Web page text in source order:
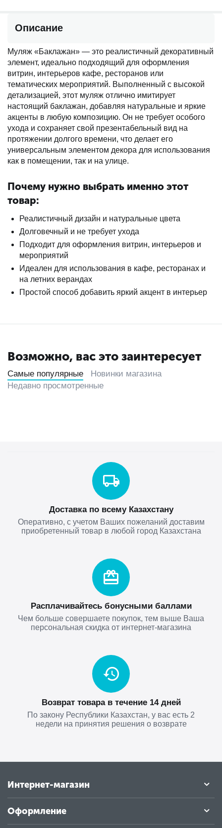
Описание
Муляж «Баклажан» — это реалистичный декоративный
элемент, идеально подходящий для оформления
витрин, интерьеров кафе, ресторанов или
тематических мероприятий. Выполненный с высокой
детализацией, этот муляж отлично имитирует
настоящий баклажан, добавляя натуральные и яркие
акценты в любую композицию. Он не требует особого
ухода и сохраняет свой презентабельный вид на
протяжении долгого времени, что делает его
универсальным элементом декора для использования
как в помещении, так и на улице.
Почему нужно выбрать именно этот
товар:
Реалистичный дизайн и натуральные цвета
Долговечный и не требует ухода
Подходит для оформления витрин, интерьеров и
мероприятий
Идеален для использования в кафе, ресторанах и
на летних верандах
Простой способ добавить яркий акцент в интерьер
Возможно, вас это заинтересует
Самые популярные
Новинки магазина
Недавно просмотренные
Доставка по всему Казахстану
Оперативно, с учетом Ваших пожеланий доставим
приобретенный товар в любой город Казахстана
Расплачивайтесь бонусными баллами
Чем больше совершаете покупок, тем выше Ваша
персональная скидка от интернет-магазина
Возврат товара в течение 14 дней
По закону Республики Казахстан, у вас есть 2
недели на принятия решения о возврате
Интернет-магазин
Оформление